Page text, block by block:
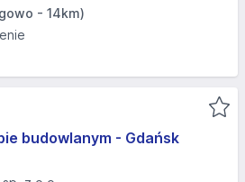
- 14km)
budowlanym - Gdańsk